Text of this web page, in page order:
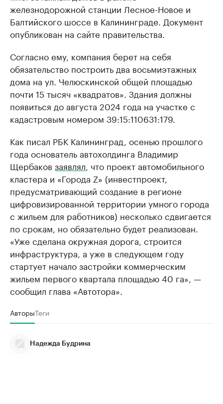
железнодорожной станции Лесное-Новое и
Балтийского шоссе в Калининграде. Документ
опубликован на сайте правительства.
Согласно ему, компания берет на себя
обязательство построить два восьмиэтажных
дома на ул. Челюскинской общей площадью
почти 15 тысяч «квадратов». Здания должны
появиться до августа 2024 года на участке с
кадастровым номером 39:15:110631:179.
Как писал РБК Калининград, осенью прошлого
года основатель автохолдинга Владимир
Щербаков заявлял , что проект автомобильного
кластера и «Города Z» (инвестпроект,
предусматривающий создание в регионе
цифровизированной территории умного города
с жильем для работников) несколько сдвигается
по срокам, но обязательно будет реализован.
«Уже сделана окружная дорога, строится
инфраструктура, а уже в следующем году
стартует начало застройки коммерческим
жильем первого квартала площадью 40 га», —
сообщил глава «Автотора».
АвторыТеги
Надежда Будрина